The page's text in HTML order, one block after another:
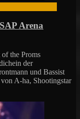
Arena
the Proms
der
und Bassist
A-ha, Shootingstar